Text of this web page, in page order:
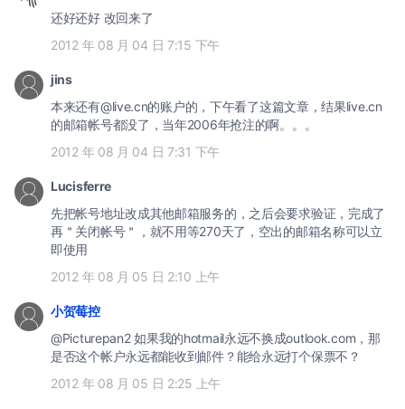
还好还好 改回来了
2012 年 08 月 04 日 7:15 下午
jins
本来还有@live.cn的账户的，下午看了这篇文章，结果live.cn
的邮箱帐号都没了，当年2006年抢注的啊。。。
2012 年 08 月 04 日 7:31 下午
Lucisferre
先把帐号地址改成其他邮箱服务的，之后会要求验证，完成了
再＂关闭帐号＂，就不用等270天了，空出的邮箱名称可以立
即使用
2012 年 08 月 05 日 2:10 上午
小贺莓控
@Picturepan2 如果我的hotmail永远不换成outlook.com，那
是否这个帐户永远都能收到邮件？能给永远打个保票不？
2012 年 08 月 05 日 2:25 上午